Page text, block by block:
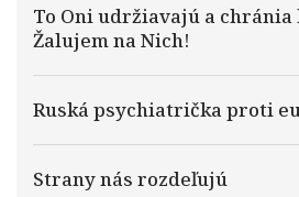
To Oni udržiavajú a
Žalujem na Nich!
Ruská psychiatrička proti
Strany nás rozdeľujú